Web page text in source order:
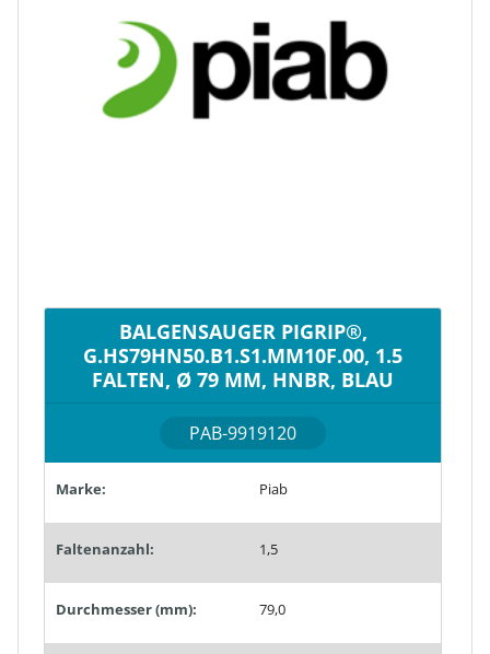
BALGENSAUGER PIGRIP®,
G.HS79HN50.B1.S1.MM10F.00, 1.5
FALTEN, Ø 79 MM, HNBR, BLAU
PAB-9919120
Marke: Piab
Faltenanzahl: 1,5
Durchmesser (mm): 79,0